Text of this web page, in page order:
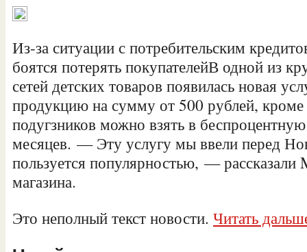
Из-за ситуации с потребительским
боятся потерять покупателейВ одной из
сетей детских товаров появилась новая
продукцию на сумму от 500 рублей, кроме
подугзников можно взять в
месяцев. — Эту услугу мы ввели перед
пользуется популярностью, — рассказали
магазина.
Это неполный текст новости. Читать